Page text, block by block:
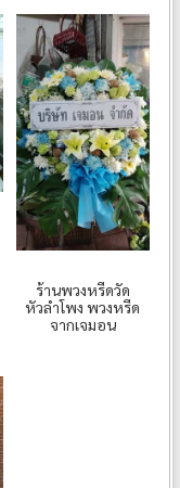
ร้านพวงหรีดวัด
หัวลำโพง พวงหรีด
จากเจมอน